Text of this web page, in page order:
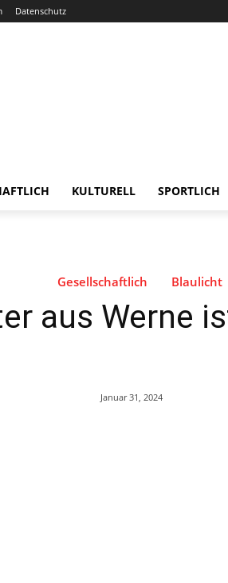
Datenschutz
KULTURELL SPORTLICH
Gesellschaftlich Blaulicht
aus Werne
Januar 31, 2024